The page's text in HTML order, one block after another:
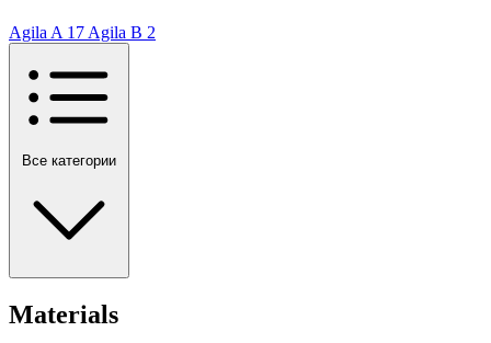
Agila A 17 Agila B 2
Все категории
Materials